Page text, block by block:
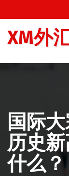
至
XM外
国际
历史
什么？